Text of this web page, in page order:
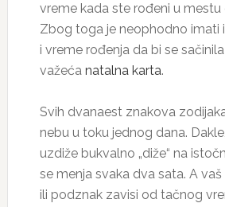
vreme kada ste rođeni u mestu
Zbog toga je neophodno imati
i vreme rođenja da bi se
važeća natalna karta.
Svih dvanaest znakova
nebu u toku jednog dana.
uzdiže bukvalno „diže“ na
se menja svaka dva sata. A
ili podznak zavisi od tačnog